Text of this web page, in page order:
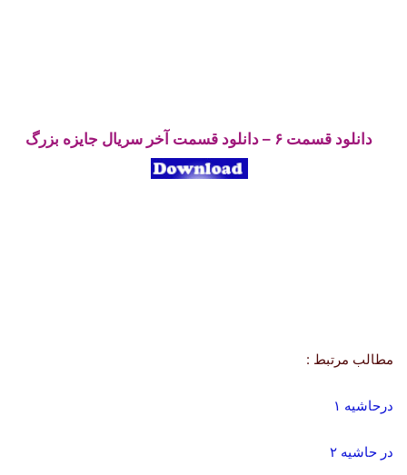
دانلود قسمت ۶ – دانلود قسمت آخر سریال جایزه بزرگ
مطالب مرتبط :
درحاشیه ۱
در حاشیه ۲